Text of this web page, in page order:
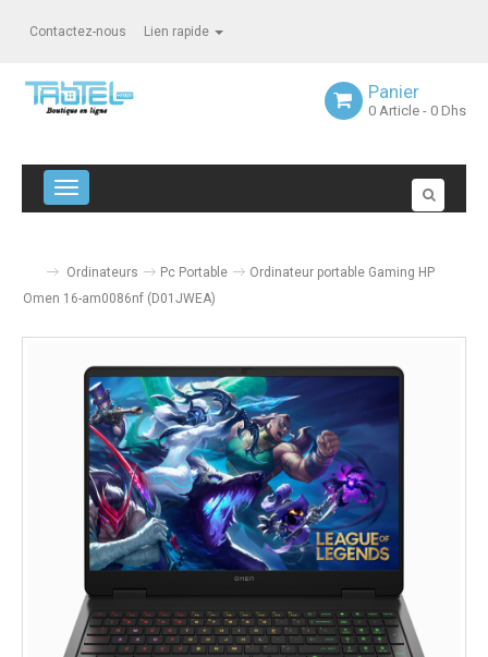
Contactez-nous Lien rapide
Panier
0 Article - 0 Dhs
Navigation bascule
Ordinateurs Pc Portable
Ordinateur portable Gaming HP
Omen 16-am0086nf (D01JWEA)